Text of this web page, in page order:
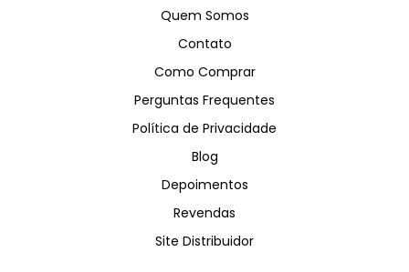
Quem Somos
Contato
Como Comprar
Perguntas Frequentes
Política de Privacidade
Blog
Depoimentos
Revendas
Site Distribuidor